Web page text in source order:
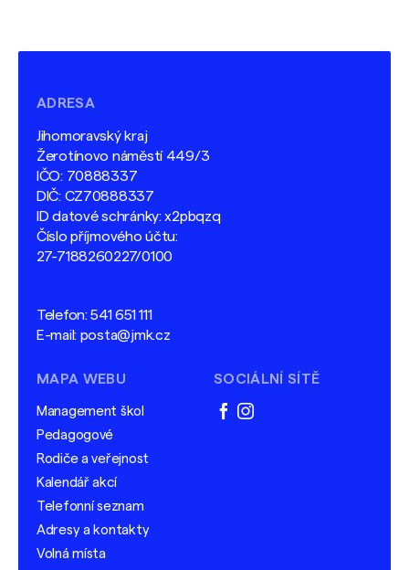
ADRESA
Jihomoravský kraj
Žerotínovo náměstí 449/3
IČO: 70888337
DIČ: CZ70888337
ID datové schránky: x2pbqzq
Číslo příjmového účtu:
27-7188260227/0100
Telefon:541 651 111
E-mail: posta@jmk.cz
MAPA WEBU
Management škol
Pedagogové
Rodiče a veřejnost
Kalendář akcí
Telefonní seznam
Adresy a kontakty
Volná místa
SOCIÁLNÍ SÍTĚ
facebook
instagram